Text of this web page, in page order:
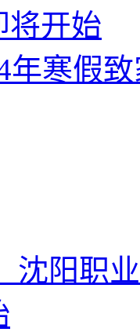
将开始
年寒假
沈阳职